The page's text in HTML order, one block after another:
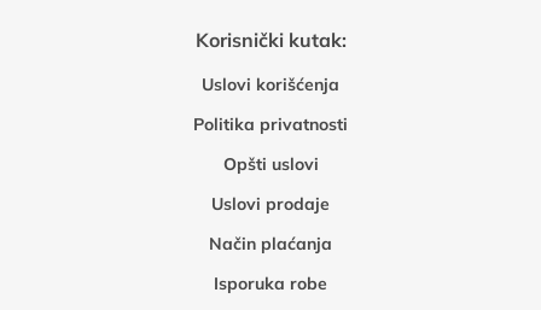
Korisnički kutak:
Uslovi korišćenja
Politika privatnosti
Opšti uslovi
Uslovi prodaje
Način plaćanja
Isporuka robe